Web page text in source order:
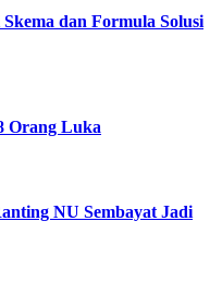
dan Formula Solusi
Orang Luka
NU Sembayat Jadi